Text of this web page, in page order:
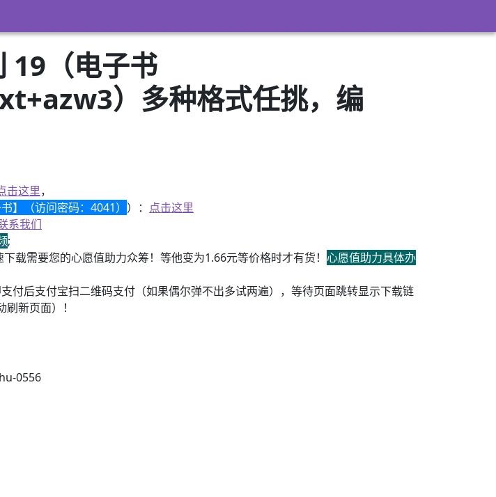
19（电子书
）多种格式任挑，编
击这里，
】（访问密码：4041） ）： 点击这里
系我们
;
载需要您的心愿值助力众筹！等他变为1.66元等价格时才有货！ 心愿值助力具体办
付后支付宝扫二维码支付（如果偶尔弹不出多试两遍），等待页面跳转显示下载链
新页面）！
筹一次！
0556